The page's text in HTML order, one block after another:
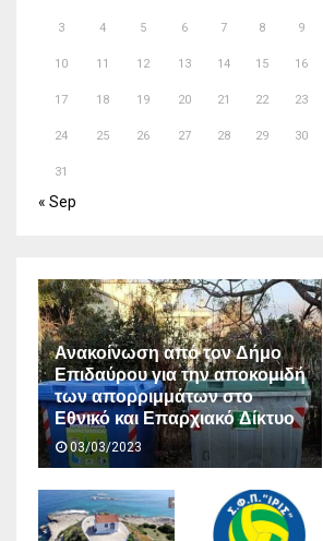
3 4 5 6 7 8 9
10 11 12 13 14 15 16
17 18 19 20 21 22 23
24 25 26 27 28 29 30
31
« Sep
Ανακοίνωση από τον Δήμο
Επιδαύρου για την αποκομιδή
των απορριμμάτων στο
Εθνικό και Επαρχιακό Δίκτυο
03/03/2023